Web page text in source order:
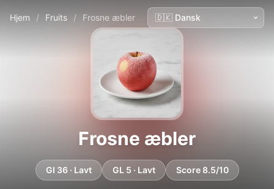
Hjem / Fruits / Frosne æbler
Frosne æbler
GI 36 · Lavt GL 5 · Lavt Score 8.5/10